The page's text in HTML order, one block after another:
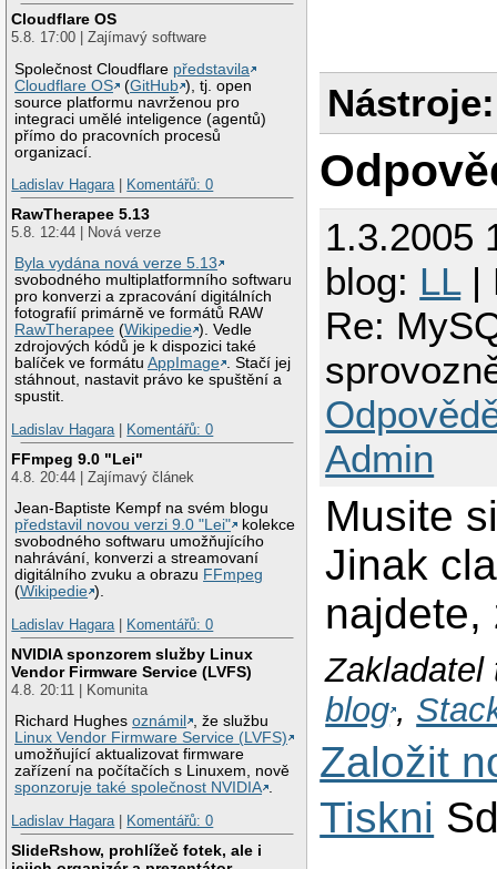
Cloudflare OS
5.8. 17:00 | Zajímavý software
Společnost Cloudflare představila
Cloudflare OS
(GitHub ), tj. open
source platformu navrženou pro
integraci umělé inteligence (agentů)
přímo do pracovních procesů
organizací.
Ladislav Hagara| Komentářů: 0
RawTherapee 5.13
5.8. 12:44 | Nová verze
Byla vydána nová verze 5.13
svobodného multiplatformního softwaru
pro konverzi a zpracování digitálních
fotografií primárně ve formátů RAW
RawTherapee (Wikipedie ). Vedle
zdrojových kódů je k dispozici také
balíček ve formátuAppImage . Stačí jej
stáhnout, nastavit právo ke spuštění a
spustit.
Ladislav Hagara| Komentářů: 0
FFmpeg 9.0 "Lei"
4.8. 20:44 | Zajímavý článek
Jean-Baptiste Kempf na svém blogu
představil novou verzi 9.0 "Lei"
kolekce
svobodného softwaru umožňujícího
nahrávání, konverzi a streamovaní
digitálního zvuku a obrazu FFmpeg
(Wikipedie ).
Ladislav Hagara| Komentářů: 0
NVIDIA sponzorem služby Linux
Vendor Firmware Service (LVFS)
4.8. 20:11 | Komunita
Richard Hughesoznámil
, že službu
Linux Vendor Firmware Service (LVFS)
umožňující aktualizovat firmware
zařízení na počítačích s Linuxem, nově
sponzoruje také společnost NVIDIA .
Ladislav Hagara| Komentářů: 0
SlideRshow, prohlížeč fotek, ale i
Nástroje:
1.3.2005
blog: LL|
Re:
Admin
Musite
Jinak
najdete,
blog ,
Založit
Tiskni